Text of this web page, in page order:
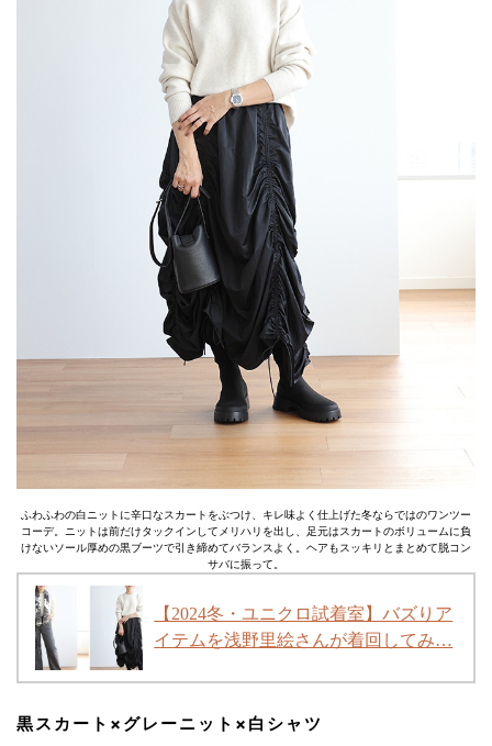
ふわふわの白ニットに辛口なスカートをぶつけ、キレ味よく仕上げた冬ならではのワンツー
コーデ。ニットは前だけタックインしてメリハリを出し、足元はスカートのボリュームに負
けないソール厚めの黒ブーツで引き締めてバランスよく。ヘアもスッキリとまとめて脱コン
サバに振って。
【2024冬・ユニクロ試着室】バズりア
イテムを浅野里絵さんが着回してみ…
黒スカート×グレーニット×白シャツ